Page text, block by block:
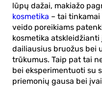
lūpų dažai, makiažo
kosmetika – tai
veido poreikiams
kosmetika
dailiausius bruožus bei
trūkumus. Taip pat tai
bei eksperimentuoti su
priemonių gausa bei